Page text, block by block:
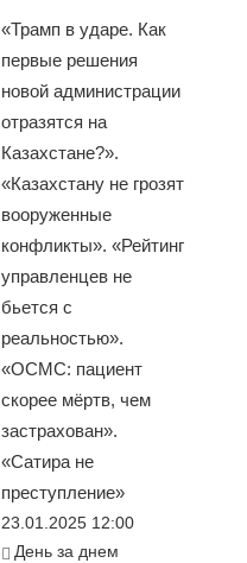
«Трамп в ударе. Как
первые решения
новой администрации
отразятся на
Казахстане?».
«Казахстану не грозят
вооруженные
конфликты». «Рейтинг
управленцев не
бьется с
реальностью».
«ОСМС: пациент
скорее мёртв, чем
застрахован».
«Сатира не
преступление»
23.01.2025 12:00
День за днем